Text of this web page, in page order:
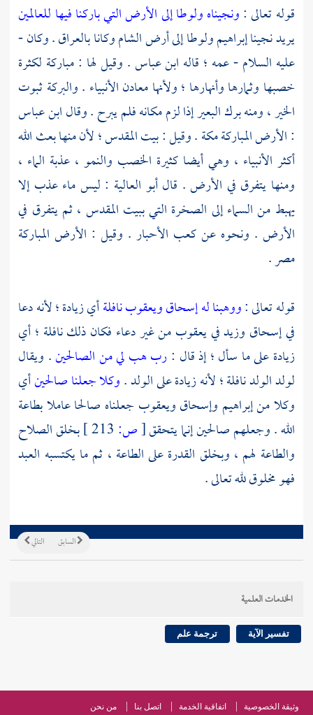
قوله تعالى :ونجيناه ولوطا إلى الأرض التي باركنا فيها للعالمين
يريد نجيناإبراهيمولوطاإلى أرضالشاموكانابالعراق. وكان -
عليه السلام - عمه ؛ قاله ابن عباس. وقيل لها : مباركة لكثرة
خصبها وثمارها وأنهارها ؛ ولأنها معادن الأنبياء . والبركة ثبوت
الخير ، ومنه برك البعير إذا لزم مكانه فلم يبرح . وقالابن عباس
: الأرض المباركةمكة. وقيل :بيت المقدس ؛لأن منها بعث الله
أكثر الأنبياء ، وهي أيضا كثيرة الخصب والنمو ، عذبة الماء ،
ومنها يتفرق في الأرض . قالأبو العالية : ليس ماء عذب إلا
يهبط من السماء إلى الصخرة التيببيت المقدس ،ثم يتفرق في
الأرض . ونحوه عنكعب الأحبار . وقيل : الأرض المباركة
مصر.
قوله تعالى :ووهبنا له إسحاق ويعقوب نافلةأي زيادة ؛ لأنه دعا
فيإسحاق وزيدفييعقوبمن غير دعاء فكان ذلك نافلة ؛ أي
زيادة على ما سأل ؛ إذ قال :رب هب لي من الصالحين. ويقال
لولد الولد نافلة ؛ لأنه زيادة على الولد .وكلا جعلنا صالحينأي
وكلا منإبراهيم وإسحاقويعقوب جعلناه صالحا عاملا بطاعة
الله . وجعلهم صالحين إنما يتحقق[ص:
بخلق الصلاح
والطاعة لهم ، وبخلق القدرة على الطاعة ، ثم ما يكتسبه العبد
فهو مخلوق لله تعالى .
التالي السابق
الخدمات العلمية
تفسير الآية ترجمة علم
وثيقة الخصوصية اتفاقية الخدمة اتصل بنا من نحن